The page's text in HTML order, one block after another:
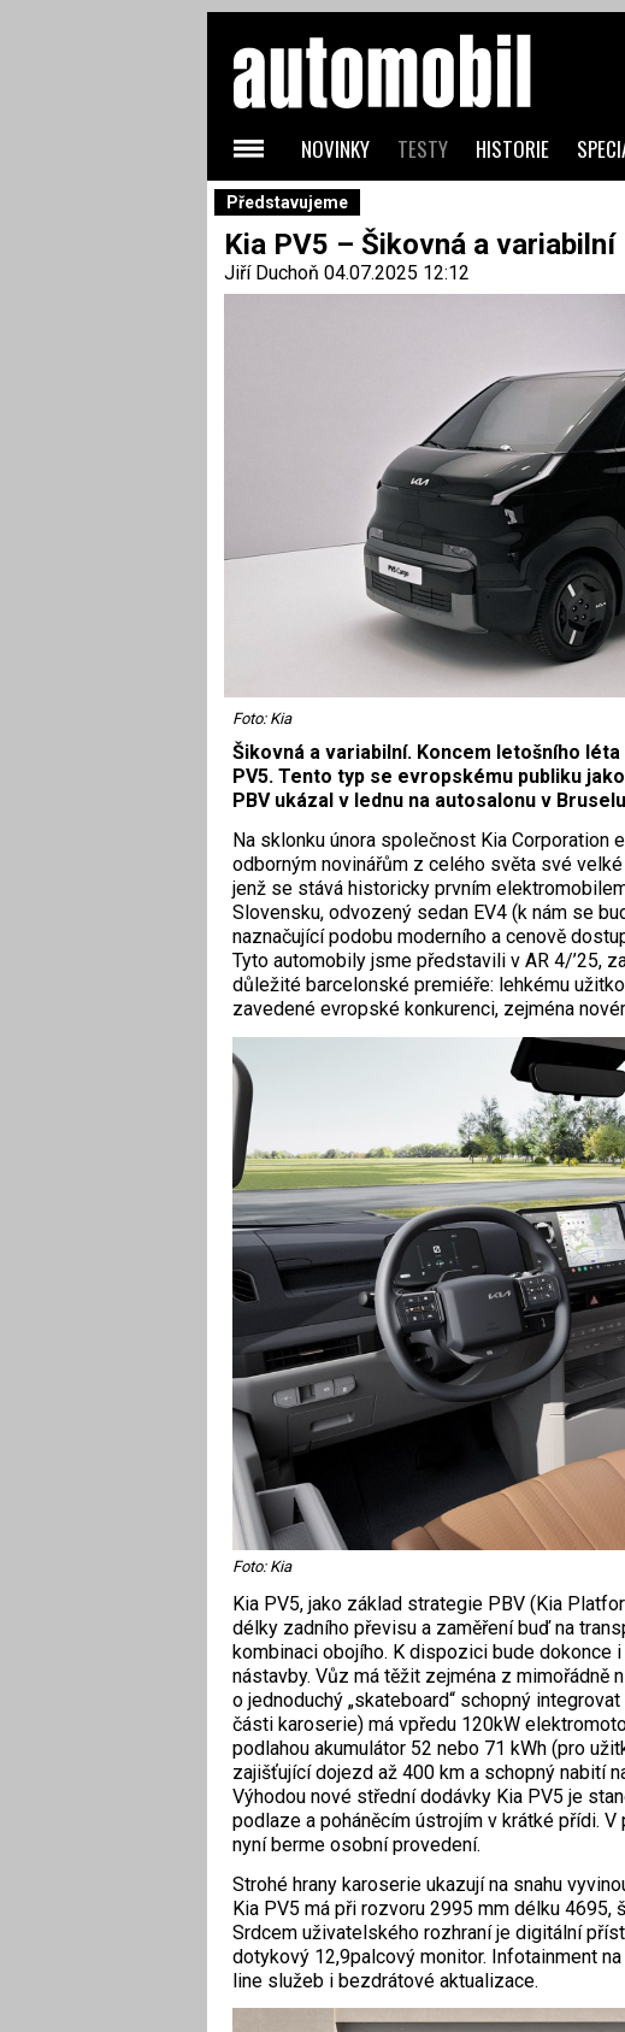
Představujeme
Kia PV5 – Šikovná a variabilní
Jiří Duchoň 04.07.2025 12:12
Foto: Kia
Šikovná a variabilní. Koncem letošního
PV5. Tento typ se evropskému publiku
PBV ukázal v lednu na autosalonu v
Na sklonku února společnost Kia Corporation
odborným novinářům z celého světa své
jenž se stává historicky prvním
Slovensku, odvozený sedan EV4 (k nám se
naznačující podobu moderního a cenově
Tyto automobily jsme představili v AR 4/’25,
důležité barcelonské premiéře: lehkému
zavedené evropské konkurenci, zejména
Foto: Kia
Kia PV5, jako základ strategie PBV (Kia
délky zadního převisu a zaměření buď na
kombinaci obojího. K dispozici bude dokonce
nástavby. Vůz má těžit zejména z mimořádně
o jednoduchý „skateboard“ schopný
části karoserie) má vpředu 120kW
podlahou akumulátor 52 nebo 71 kWh (pro
zajišťující dojezd až 400 km a schopný nabití
Výhodou nové střední dodávky Kia PV5 je
podlaze a poháněcím ústrojím v krátké přídi.
nyní berme osobní provedení.
Strohé hrany karoserie ukazují na snahu
Kia PV5 má při rozvoru 2995 mm délku 4695,
Srdcem uživatelského rozhraní je digitální
dotykový 12,9palcový monitor. Infotainment
line služeb i bezdrátové aktualizace.
NOVINKY TESTY HISTORIE